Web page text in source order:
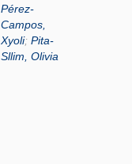
Pérez-
Campos,
Xyoli; Pita-
Sllim, Olivia